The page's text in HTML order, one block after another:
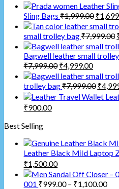
Sling Bags ₹1,999.00 ₹
small trolley bag₹7,999.00
Bagwell leather small
₹7,999.00 ₹4,999.00
trolley bag₹7,999.00 ₹
₹900.00
Best Selling
Leather Black Mild Laptop
₹1,500.00
001 ₹999.00– ₹1,100.00